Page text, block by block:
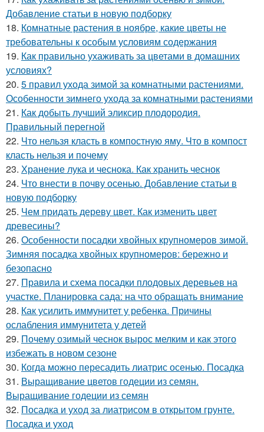
Добавление статьи в новую подборку
18. Комнатные растения в ноябре, какие цветы не
требовательны к особым условиям содержания
19. Как правильно ухаживать за цветами в домашних
условиях?
20. 5 правил ухода зимой за комнатными растениями.
Особенности зимнего ухода за комнатными растениями
21. Как добыть лучший эликсир плодородия.
Правильный перегной
22. Что нельзя класть в компостную яму. Что в компост
класть нельзя и почему
23. Хранение лука и чеснока. Как хранить чеснок
24. Что внести в почву осенью. Добавление статьи в
новую подборку
25. Чем придать дереву цвет. Как изменить цвет
древесины?
26. Особенности посадки хвойных крупномеров зимой.
Зимняя посадка хвойных крупномеров: бережно и
безопасно
27. Правила и схема посадки плодовых деревьев на
участке. Планировка сада: на что обращать внимание
28. Как усилить иммунитет у ребенка. Причины
ослабления иммунитета у детей
29. Почему озимый чеснок вырос мелким и как этого
избежать в новом сезоне
30. Когда можно пересадить лиатрис осенью. Посадка
31. Выращивание цветов годеции из семян.
Выращивание годеции из семян
32. Посадка и уход за лиатрисом в открытом грунте.
Посадка и уход